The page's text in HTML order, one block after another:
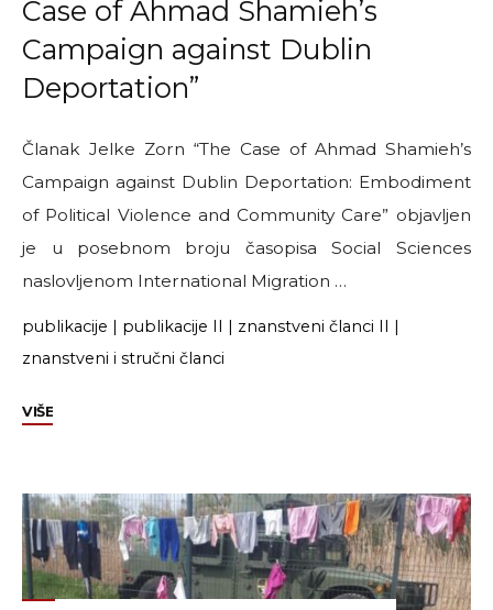
Case of Ahmad Shamieh’s
Campaign against Dublin
Deportation”
Članak Jelke Zorn “The Case of Ahmad Shamieh’s
Campaign against Dublin Deportation: Embodiment
of Political Violence and Community Care” objavljen
je u posebnom broju časopisa Social Sciences
naslovljenom International Migration …
publikacije | publikacije II | znanstveni članci II |
znanstveni i stručni članci
VIŠE"Članak
“The
Case
of
Ahmad
Shamieh’s